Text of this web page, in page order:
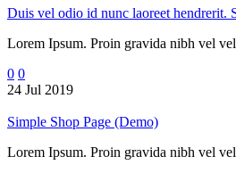
Duis vel odio id nunc laoreet hendrerit.
Lorem Ipsum. Proin gravida nibh vel
0 0
24 Jul 2019
Simple Shop Page (Demo)
Lorem Ipsum. Proin gravida nibh vel